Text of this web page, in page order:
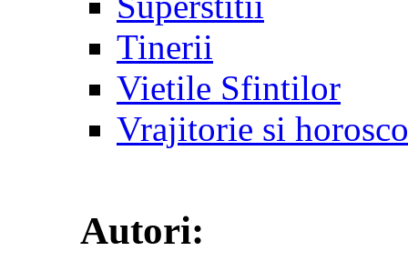
Tinerii
Vietile Sfintilor
Vrajitorie si
Autori: